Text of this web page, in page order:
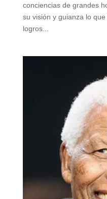
conciencias de grandes
su visión y guianza lo
logros...